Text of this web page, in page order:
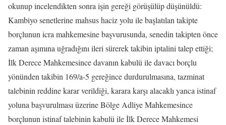
okunup incelendikten sonra işin gereği görüşülüp düşünüldü:
Kambiyo senetlerine mahsus haciz yolu ile başlatılan takipte
borçlunun icra mahkemesine başvurusunda, senedin takipten önce
zaman aşımına uğradığını ileri sürerek takibin iptalini talep ettiği;
İlk Derece Mahkemesince davanın kabulü ile davacı borçlu
yönünden takibin 169/a-5 gereğince durdurulmasına, tazminat
talebinin reddine karar verildiği, karara karşı alacaklı yanca istinaf
yoluna başvurulması üzerine Bölge Adliye Mahkemesince
borçlunun istinaf talebinin kabulü ile İlk Derece Mahkemesi